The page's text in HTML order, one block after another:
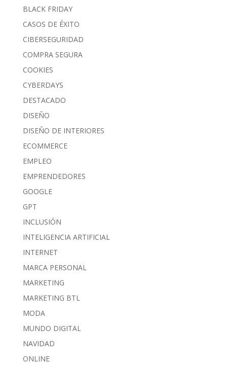
BLACK FRIDAY
CASOS DE ÉXITO
CIBERSEGURIDAD
COMPRA SEGURA
COOKIES
CYBERDAYS
DESTACADO
DISEÑO
DISEÑO DE INTERIORES
ECOMMERCE
EMPLEO
EMPRENDEDORES
GOOGLE
GPT
INCLUSIÓN
INTELIGENCIA ARTIFICIAL
INTERNET
MARCA PERSONAL
MARKETING
MARKETING BTL
MODA
MUNDO DIGITAL
NAVIDAD
ONLINE